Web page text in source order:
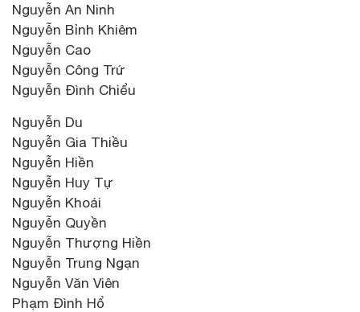
Nguyễn An Ninh
Nguyễn Bỉnh Khiêm
Nguyễn Cao
Nguyễn Công Trứ
Nguyễn Đình Chiểu
Nguyễn Du
Nguyễn Gia Thiều
Nguyễn Hiền
Nguyễn Huy Tự
Nguyễn Khoái
Nguyễn Quyền
Nguyễn Thượng Hiền
Nguyễn Trung Ngạn
Nguyễn Văn Viên
Phạm Đình Hổ